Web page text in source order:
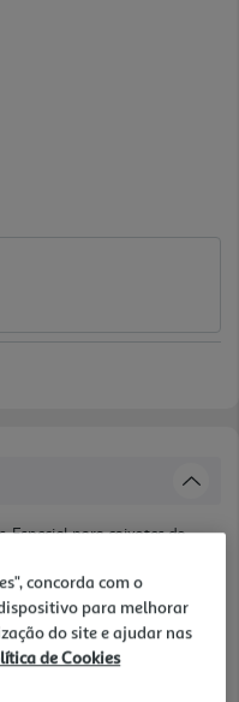
Especial para caixotes do
FÁCIL 100% RECICLADOS
concorda com o
para melhorar
do site e ajudar nas
de Cookies